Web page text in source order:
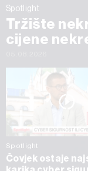
Spotlight
Tržište
cijene
Spotlight
Čovjek ostaje